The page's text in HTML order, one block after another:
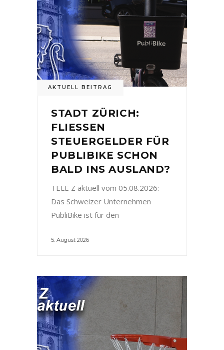
AKTUELL BEITRAG
STADT ZÜRICH:
FLIESSEN
STEUERGELDER FÜR
PUBLIBIKE SCHON
BALD INS AUSLAND?
TELE Z aktuell vom 05.08.2026:
Das Schweizer Unternehmen
PubliBike ist für den
5. August 2026